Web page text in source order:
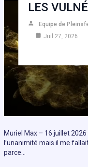
LES
Equipe de
Juil 27, 2026
Muriel Max – 16 juillet
l’unanimité mais il me
parce…